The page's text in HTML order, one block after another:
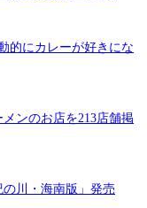
的にカレーが好きにな
ンのお店を213店舗掲
の川・海南版」発売